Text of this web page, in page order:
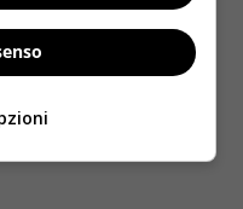
allora si
accanto ad un